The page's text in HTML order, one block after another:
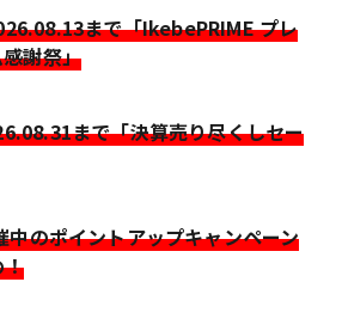
まで「IkebePRIME プレ
謝祭」
まで「決算売り尽くしセー
中のポイントアップキャンペーン